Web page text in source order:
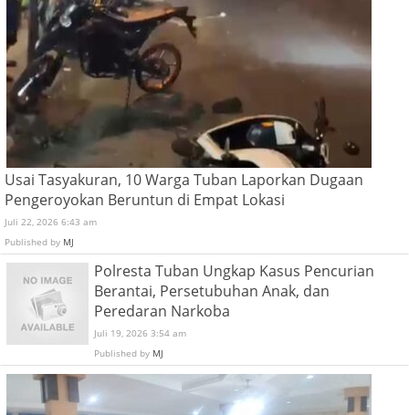
Usai Tasyakuran, 10 Warga Tuban Laporkan Dugaan
Pengeroyokan Beruntun di Empat Lokasi
Juli 22, 2026 6:43 am
Published by MJ
Polresta Tuban Ungkap Kasus Pencurian
Berantai, Persetubuhan Anak, dan
Peredaran Narkoba
Juli 19, 2026 3:54 am
Published by MJ